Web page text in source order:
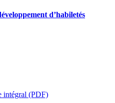
d’habiletés
intégral (PDF)